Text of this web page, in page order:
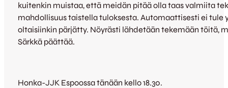
kuitenkin muistaa, että meidän pitää olla taas valmiita
mahdollisuus taistella tuloksesta. Automaattisesti ei tule
oltaisiinkin pärjätty. Nöyrästi lähdetään tekemään töitä,
Särkkä päättää.
Honka-JJK Espoossa tänään kello 18.30.